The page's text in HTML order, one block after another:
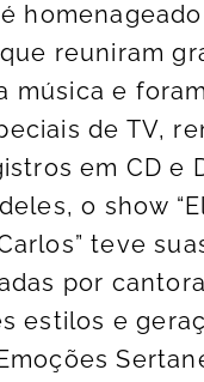
reuniram
música e
de TV,
em CD e
o show
teve
por
estilos e